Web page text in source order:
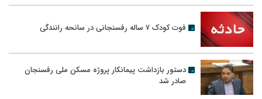
فوت کودک ۷ ساله رفسنجانی در سانحه رانندگی
دستور بازداشت پیمانکار پروژه مسکن ملی رفسنجان
صادر شد